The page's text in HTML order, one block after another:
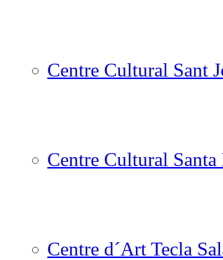
Centre Cultural Sant
Centre Cultural
Centre d´Art Tecla